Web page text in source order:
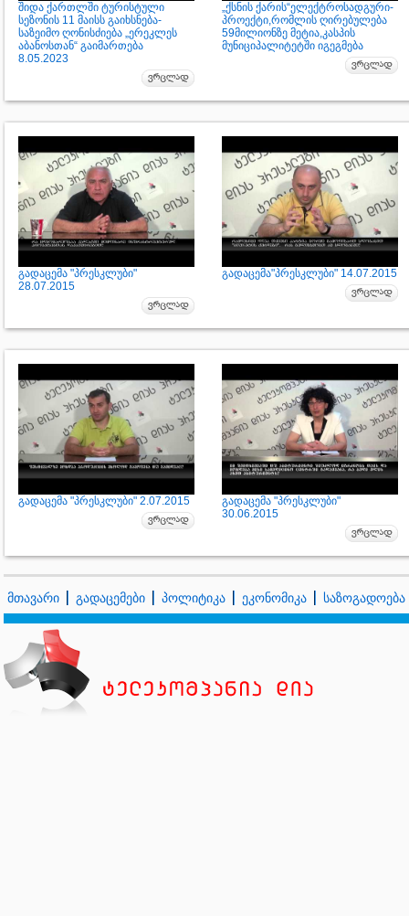
შიდა ქართლში ტურისტული
სეზონის 11 მაისს გაიხსნება-
საზეიმო ღონისძიება „ერეკლეს
აბანოსთან“ გაიმართება
8.05.2023
„ქსნის ქარის“ელექტროსადგური-
პროექტი,რომლის ღირებულება
59მილიონზე მეტია,კასპის
მუნიციპალიტეტში იგეგმება
გადაცემა "პრესკლუბი"
28.07.2015
გადაცემა"პრესკლუბი" 14.07.2015
გადაცემა "პრესკლუბი" 2.07.2015
გადაცემა "პრესკლუბი"
30.06.2015
მთავარი გადაცემები პოლიტიკა ეკონომიკა საზოგადოება